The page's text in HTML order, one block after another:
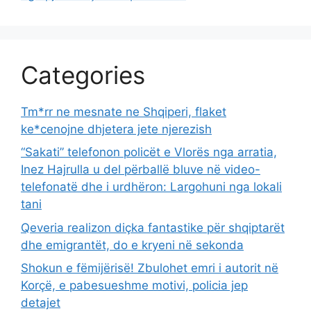
Categories
Tm*rr ne mesnate ne Shqiperi, flaket
ke*cenojne dhjetera jete njerezish
“Sakati” telefonon policët e Vlorës nga arratia,
Inez Hajrulla u del përballë bluve në video-
telefonatë dhe i urdhëron: Largohuni nga lokali
tani
Qeveria realizon diçka fantastike për shqiptarët
dhe emigrantët, do e kryeni në sekonda
Shokun e fëmijërisë! Zbulohet emri i autorit në
Korçë, e pabesueshme motivi, policia jep
detajet